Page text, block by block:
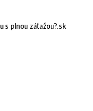
s plnou záťažou?.sk